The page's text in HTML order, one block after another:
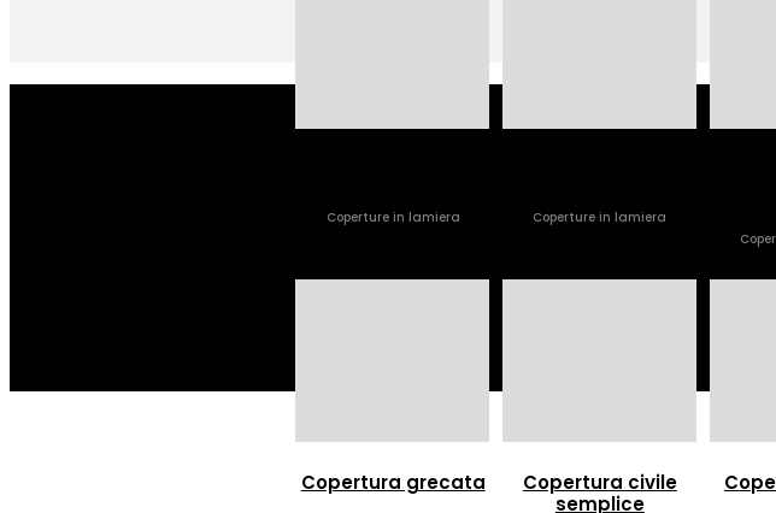
Coperture in lamiera Coperture in lamiera
Copertura grecata
Copertura civile
semplice